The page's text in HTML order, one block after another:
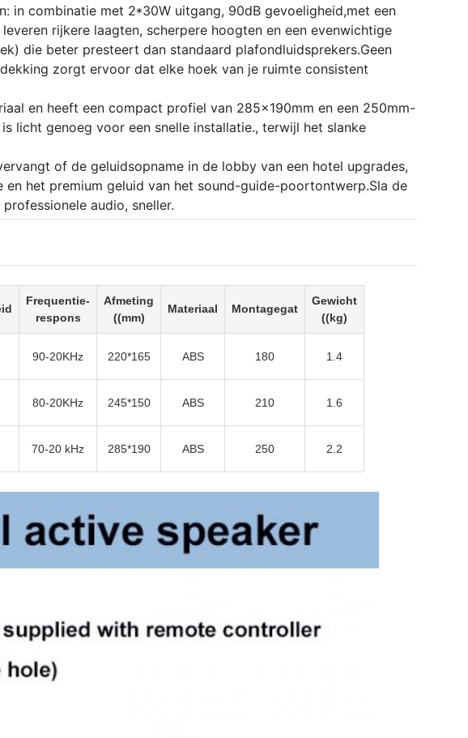
in combinatie met 2*30W uitgang, 90dB gevoeligheid,met een
rijkere laagten, scherpere hoogten en een evenwichtige
die beter presteert dan standaard plafondluidsprekers.Geen
zorgt ervoor dat elke hoek van je ruimte consistent
en heeft een compact profiel van 285×190mm en een 250mm-
licht genoeg voor een snelle installatie., terwijl het slanke
of de geluidsopname in de lobby van een hotel upgrades,
het premium geluid van het sound-guide-poortontwerp.Sla de
audio, sneller.
Frequentie-
respons
Afmeting
((mm)
Materiaal Montagegat
Gewicht
((kg)
90-20KHz 220*165 ABS 180 1.4
80-20KHz 245*150 ABS 210 1.6
70-20 kHz 285*190 ABS 250 2.2